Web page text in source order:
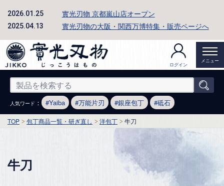
2026.01.25 實光刃物 京都嵐山店オープン
2025.04.13 實光刃物の大阪・関西万博特集・販売ページへ
ログイン
メニュー
人気ワード ： Yaiba 万能片刃 銀座包丁 砥石
TOP 包丁商品一覧・研ぎ直し 洋包丁 牛刀
牛刀